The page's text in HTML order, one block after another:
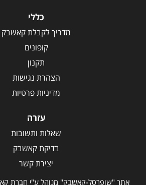
כללי
מדריך לקבלת קאשבק
קופונים
תקנון
הצהרת נגישות
מדיניות פרטיות
עזרה
שאלות ותשובות
בדיקת קאשבק
יצירת קשר
אתר "שופרסל-קאשבק" מנוהל ע"י חברת